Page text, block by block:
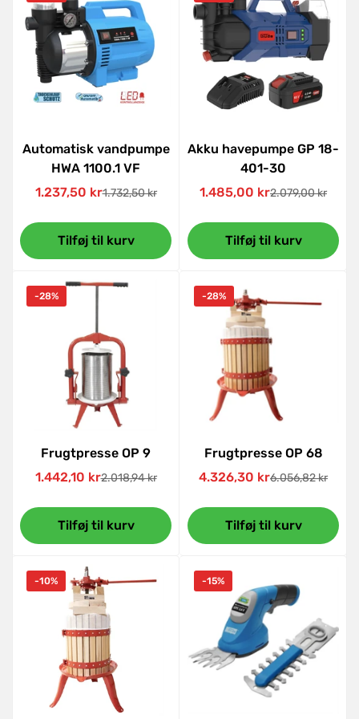
Automatisk vandpumpe
HWA 1100.1 VF
Udsalgspris
1.237,50 krNormal
1.732,50 kr
Tilføj til kurv
Akku havepumpe GP 18-
401-30
Udsalgspris
1.485,00 krNormal
2.079,00 kr
Tilføj til kurv
-28%
Frugtpresse OP 9
Udsalgspris
1.442,10 krNormal
2.018,94 kr
Tilføj til kurv
-28%
Frugtpresse OP 68
Udsalgspris
4.326,30 krNormal
6.056,82 kr
Tilføj til kurv
-10% -15%